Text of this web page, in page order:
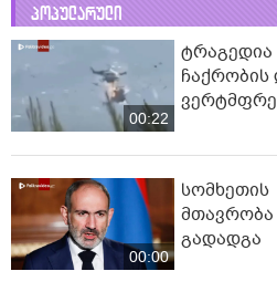
პოპულარული
00:22
ტრაგედია
00:00
სომხეთის
მთავრობა
გადადგა